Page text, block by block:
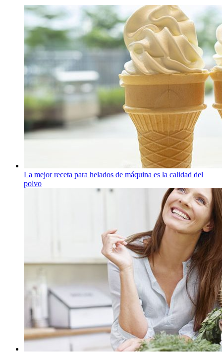
La mejor receta para helados de máquina es la calidad del
polvo